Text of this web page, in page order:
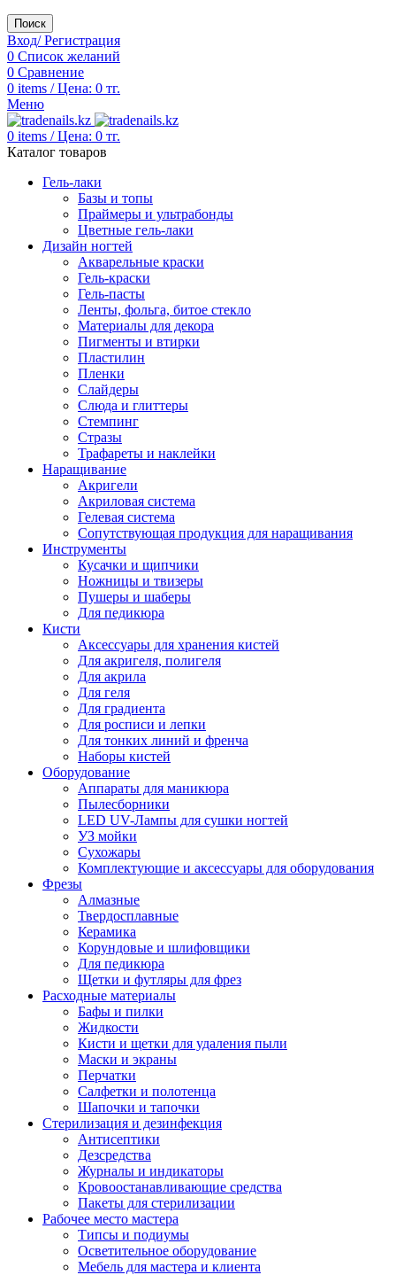
Поиск
Вход/ Регистрация
0 Список желаний
0 Сравнение
0 items / Цена: 0 тг.
Меню
0 items / Цена: 0 тг.
Каталог товаров
Гель-лаки
Базы и топы
Праймеры и ультрабонды
Цветные гель-лаки
Дизайн ногтей
Акварельные краски
Гель-краски
Гель-пасты
Ленты, фольга, битое стекло
Материалы для декора
Пигменты и втирки
Пластилин
Пленки
Слайдеры
Слюда и глиттеры
Стемпинг
Стразы
Трафареты и наклейки
Наращивание
Акригели
Акриловая система
Гелевая система
Сопутствующая продукция для наращивания
Инструменты
Кусачки и щипчики
Ножницы и твизеры
Пушеры и шаберы
Для педикюра
Кисти
Аксессуары для хранения кистей
Для акригеля, полигеля
Для акрила
Для геля
Для градиента
Для росписи и лепки
Для тонких линий и френча
Наборы кистей
Оборудование
Аппараты для маникюра
Пылесборники
LED UV-Лампы для сушки ногтей
УЗ мойки
Сухожары
Комплектующие и аксессуары для оборудования
Фрезы
Алмазные
Твердосплавные
Керамика
Корундовые и шлифовщики
Для педикюра
Щетки и футляры для фрез
Расходные материалы
Бафы и пилки
Жидкости
Кисти и щетки для удаления пыли
Маски и экраны
Перчатки
Салфетки и полотенца
Шапочки и тапочки
Стерилизация и дезинфекция
Антисептики
Дезсредства
Журналы и индикаторы
Кровоостанавливающие средства
Пакеты для стерилизации
Рабочее место мастера
Типсы и подиумы
Осветительное оборудование
Мебель для мастера и клиента